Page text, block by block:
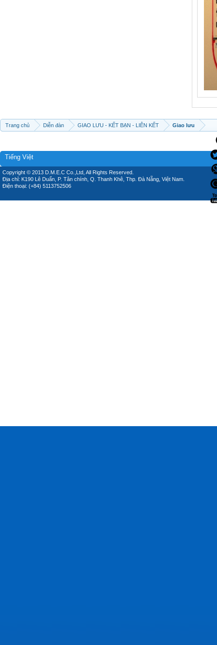
Trang chủ Diễn đàn GIAO LƯU - KẾT BẠN - LIÊN KẾT Giao lưu
Tiếng Việt
Copyright © 2013 D.M.E.C Co.,Ltd, All Rights Reserved.
Địa chỉ: K190 Lê Duẩn, P. Tân chính, Q. Thanh Khê, Thp. Đà Nẵng, Việt Nam.
Điện thoại: (+84) 5113752506